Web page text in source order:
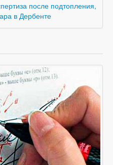
после подтопления,
в Дербенте